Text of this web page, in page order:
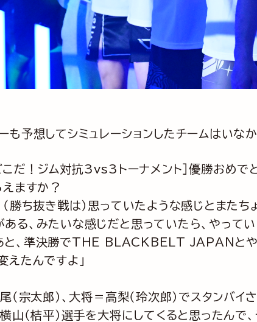
も予想してシミュレーションしたチームはいなか
！ジム対抗3vs3トーナメント］優勝おめで
えますか？
（勝ち抜き戦は）思っていたような感じとまた
る、みたいな感じだと思っていたら、やって
と、準決勝でTHE BLACKBELT JAPANとや
えたんですよ」
尾（宗太郎）、大将＝高梨（玲次郎）でスタン
（桔平）選手を大将にしてくると思ったんで